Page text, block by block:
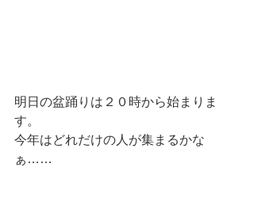
明日の盆踊りは２０時から始まりま
す。
今年はどれだけの人が集まるかな
ぁ……